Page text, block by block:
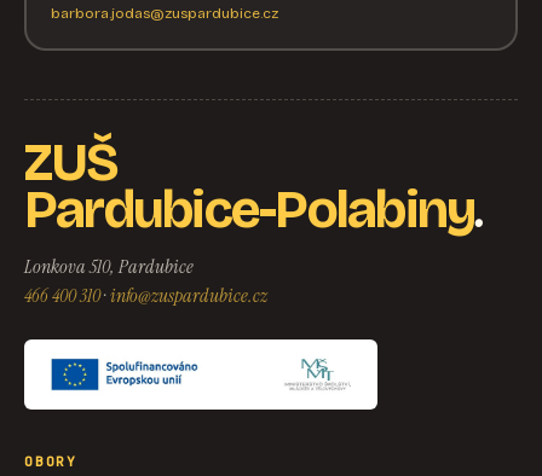
barbora.jodas@zuspardubice.cz
ZUŠ
Pardubice-Polabiny.
Lonkova 510, Pardubice
466 400 310·info@zuspardubice.cz
OBORY